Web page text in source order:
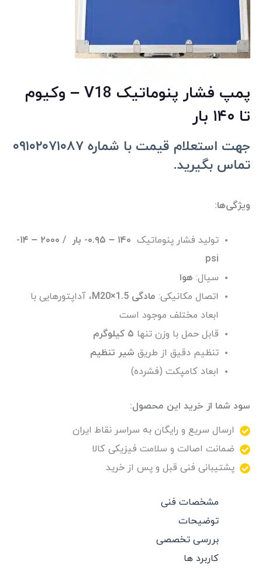
پمپ فشار پنوماتیک V18 – وکیوم
تا ۱۴۰ بار
جهت استعلام قیمت با شماره ۰۹۱۰۲۰۷۱۰۸۷
تماس بگیرید.
ویژگی‌ها:
تولید فشار پنوماتیک
۱۴۰ – ۰.۹۵- بار / ۲۰۰۰ – ۱۴-
psi
سیال: هوا
اتصال مکانیکی: مادگی M20×1.5
، آداپتورهایی با
ابعاد مختلف موجود است
قابل حمل با وزن تنها ۵ کیلوگرم
تنظیم دقیق از طریق شیر تنظیم
ابعاد کامپکت (فشرده)
سود شما از خرید این محصول:
ارسال سریع و رایگان به سراسر نقاط ایران
ضمانت اصالت و سلامت فیزیکی کالا
پشتیبانی فنی قبل و پس از خرید
مشخصات فنی
توضیحات
بررسی تخصصی
کاربرد ها